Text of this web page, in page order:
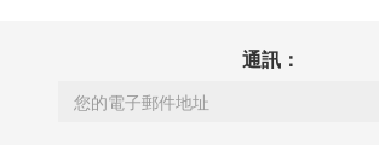
通訊：